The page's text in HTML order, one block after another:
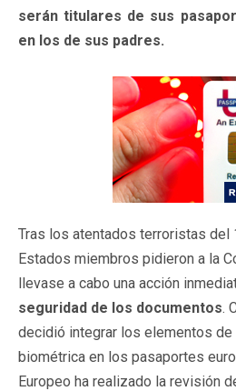
serán titulares de sus
en los de sus padres.
Tras los atentados terroristas del
Estados miembros pidieron a la
llevase a cabo una acción
seguridad de los documentos.
decidió integrar los elementos
biométrica en los pasaportes
Europeo ha realizado la revisión